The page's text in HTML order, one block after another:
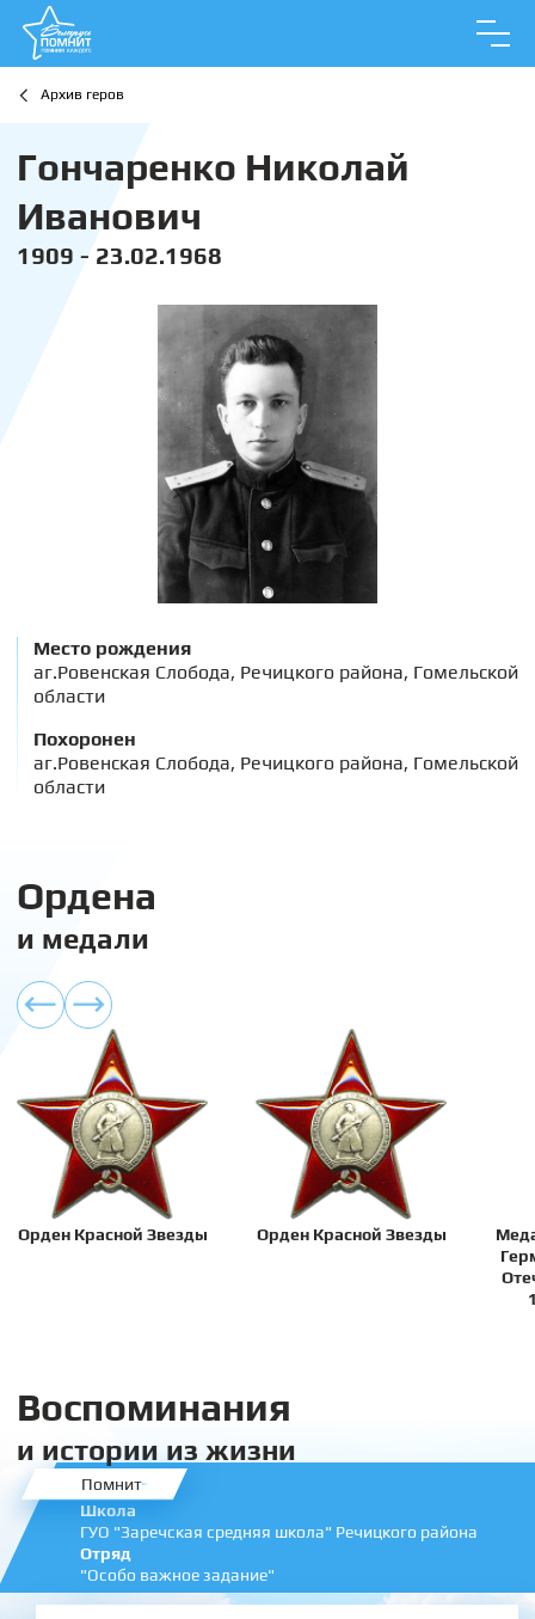
Архив геров
Гончаренко Николай
Иванович
1909 - 23.02.1968
Место рождения
аг.Ровенская Слобода, Речицкого района, Гомельской
области
Похоронен
аг.Ровенская Слобода, Речицкого района, Гомельской
области
Ордена
и медали
Орден Красной Звезды Орден Красной Звезды
Воспоминания
и истории из жизни
Помнит
Школа
ГУО "Заречская средняя школа" Речицкого района
Отряд
"Особо важное задание"